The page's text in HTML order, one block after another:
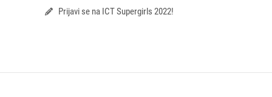
Prijavi se na ICT Supergirls 2022!